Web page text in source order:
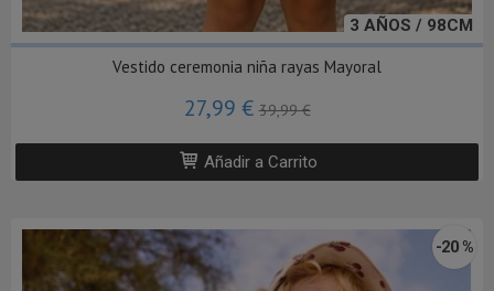
3 AÑOS / 98CM
Vestido ceremonia niña rayas Mayoral
27,99 €39,99 €
Añadir a Carrito
-20 %